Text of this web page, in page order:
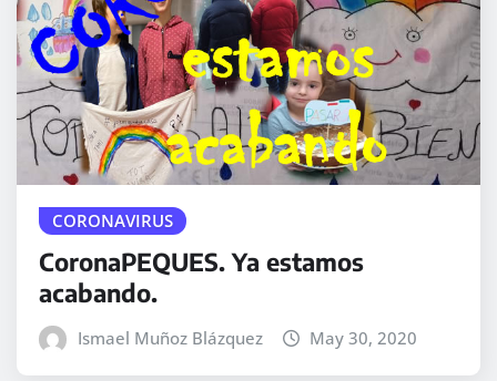
CORONAVIRUS
CoronaPEQUES. Ya estamos
acabando.
Ismael Muñoz Blázquez May 30, 2020